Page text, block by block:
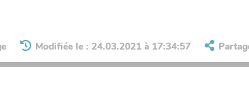
Modifiée le : 24.03.2021 à 17:34:57